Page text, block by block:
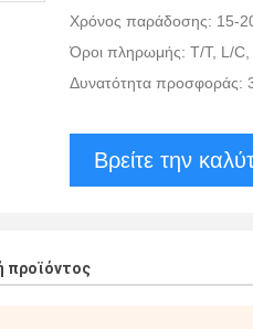
Χρόνος παράδοσης: 15-
Όροι πληρωμής: T/T, L/
Δυνατότητα προσφοράς:
Βρείτε την
προϊόντος